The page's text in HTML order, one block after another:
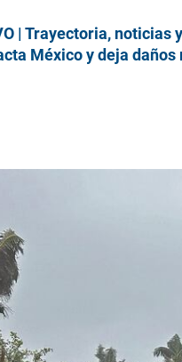
| Trayectoria,
México y deja